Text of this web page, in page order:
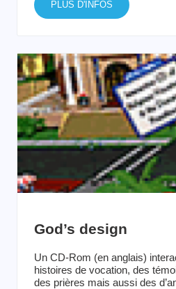
PLUS D'INFOS
God’s design
Un CD-Rom (en anglais)
histoires de vocation, des
des prières mais aussi des